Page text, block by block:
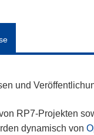
und
RP7-Projekten
dynamisch von